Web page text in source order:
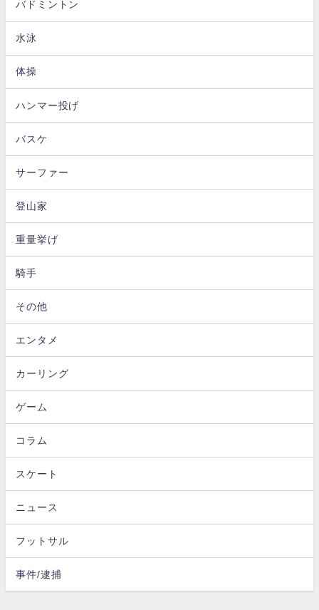
バドミントン
水泳
体操
ハンマー投げ
バスケ
サーファー
登山家
重量挙げ
騎手
その他
エンタメ
カーリング
ゲーム
コラム
スケート
ニュース
フットサル
事件/逮捕